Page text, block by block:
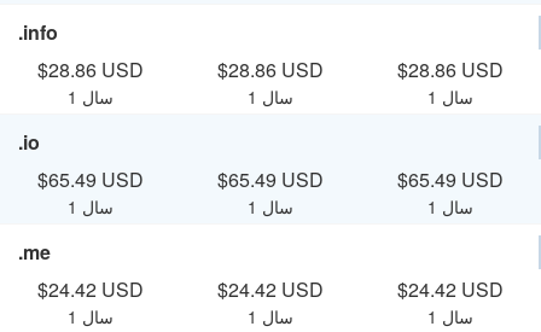
.info
$28.86 USD
1 سال
$28.86 USD
1 سال
$28.86 USD
1 سال
.io
$65.49 USD
1 سال
$65.49 USD
1 سال
$65.49 USD
1 سال
.me
$24.42 USD
1 سال
$24.42 USD
1 سال
$24.42 USD
1 سال